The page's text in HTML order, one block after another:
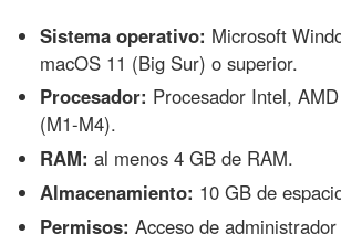
Sistema operativo: Microsoft
macOS 11 (Big Sur) o superior.
Procesador: Procesador Intel,
(M1-M4).
RAM: al menos 4 GB de RAM.
Almacenamiento: 10 GB de
Permisos: Acceso de